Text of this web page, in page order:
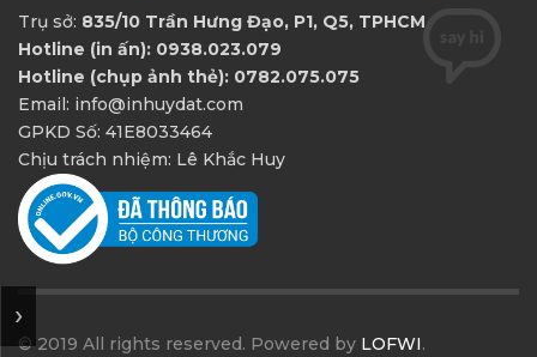
Trụ sở: 835/10 Trần Hưng Đạo, P1, Q5, TPHCM
Hotline (in ấn): 0938.023.079
Hotline (chụp ảnh thẻ): 0782.075.075
Email: info@inhuydat.com
GPKD Số: 41E8033464
Chịu trách nhiệm: Lê Khắc Huy
© 2019 All rights reserved. Powered by LOFWI.